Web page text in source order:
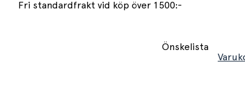
Fri standardfrakt vid köp över 1500:-
Önskelista